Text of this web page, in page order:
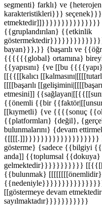
segmenti} farklı} ve
karakteristikleri}}}
etmektedir]]}}}}}}}}}}}}}}}
{{gruplandırılan} {{etkinlik
bayan}}},}} {başarılı ve
{{{{{{global} ortamına}
{{yapısını} {ve [[bu
[[{{[[kalıcı
[[[[başarılı
etmesini]]
{{önemli {{bir
[[kıymetli} {ve {{{{sonuç
{{platformları} {değil},
bulunmalarını} {devam
{[[[[.]]}}}}}}}}}}}}}}}}}}}
gösterme} {sadece {{bilgiyi
anda]] {{toplumsal {{dokuya}
gelmektedir}}}}}}}}}}}
{{bulunmak}
[[göstermeye devam
sayılmaktadır}}}}}}}}}}}